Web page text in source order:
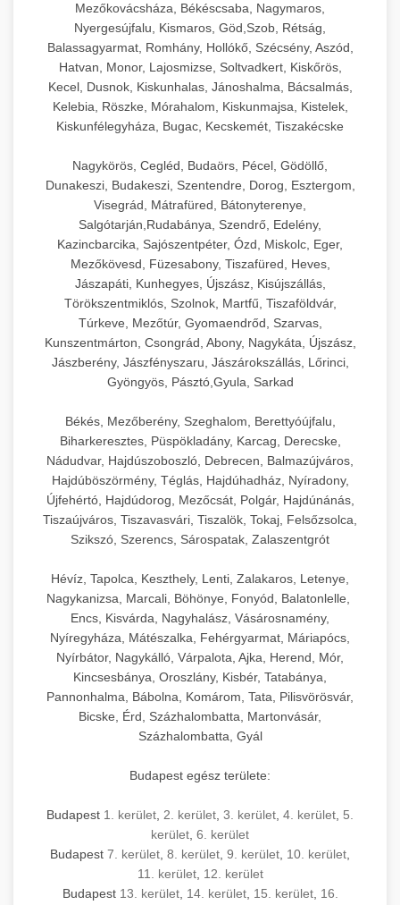
Mezőkovácsháza, Békéscsaba, Nagymaros,
Nyergesújfalu, Kismaros, Göd,Szob, Rétság,
Balassagyarmat, Romhány, Hollókő, Szécsény, Aszód,
Hatvan, Monor, Lajosmizse, Soltvadkert, Kiskőrös,
Kecel, Dusnok, Kiskunhalas, Jánoshalma, Bácsalmás,
Kelebia, Röszke, Mórahalom, Kiskunmajsa, Kistelek,
Kiskunfélegyháza, Bugac, Kecskemét, Tiszakécske
Nagykörös, Cegléd, Budaörs, Pécel, Gödöllő,
Dunakeszi, Budakeszi, Szentendre, Dorog, Esztergom,
Visegrád, Mátrafüred, Bátonyterenye,
Salgótarján,Rudabánya, Szendrő, Edelény,
Kazincbarcika, Sajószentpéter, Ózd, Miskolc, Eger,
Mezőkövesd, Füzesabony, Tiszafüred, Heves,
Jászapáti, Kunhegyes, Újszász, Kisújszállás,
Törökszentmiklós, Szolnok, Martfű, Tiszaföldvár,
Túrkeve, Mezőtúr, Gyomaendrőd, Szarvas,
Kunszentmárton, Csongrád, Abony, Nagykáta, Újszász,
Jászberény, Jászfényszaru, Jászárokszállás, Lőrinci,
Gyöngyös, Pásztó,Gyula, Sarkad
Békés, Mezőberény, Szeghalom, Berettyóújfalu,
Biharkeresztes, Püspökladány, Karcag, Derecske,
Nádudvar, Hajdúszoboszló, Debrecen, Balmazújváros,
Hajdúböszörmény, Téglás, Hajdúhadház, Nyíradony,
Újfehértó, Hajdúdorog, Mezőcsát, Polgár, Hajdúnánás,
Tiszaújváros, Tiszavasvári, Tiszalök, Tokaj, Felsőzsolca,
Szikszó, Szerencs, Sárospatak, Zalaszentgrót
Hévíz, Tapolca, Keszthely, Lenti, Zalakaros, Letenye,
Nagykanizsa, Marcali, Böhönye, Fonyód, Balatonlelle,
Encs, Kisvárda, Nagyhalász, Vásárosnamény,
Nyíregyháza, Mátészalka, Fehérgyarmat, Máriapócs,
Nyírbátor, Nagykálló, Várpalota, Ajka, Herend, Mór,
Kincsesbánya, Oroszlány, Kisbér, Tatabánya,
Pannonhalma, Bábolna, Komárom, Tata, Pilisvörösvár,
Bicske, Érd, Százhalombatta, Martonvásár,
Százhalombatta, Gyál
Budapest egész területe:
Budapest 1. kerület, 2. kerület, 3. kerület, 4. kerület, 5.
kerület, 6. kerület
Budapest 7. kerület, 8. kerület, 9. kerület, 10. kerület,
11. kerület, 12. kerület
Budapest 13. kerület, 14. kerület, 15. kerület, 16.